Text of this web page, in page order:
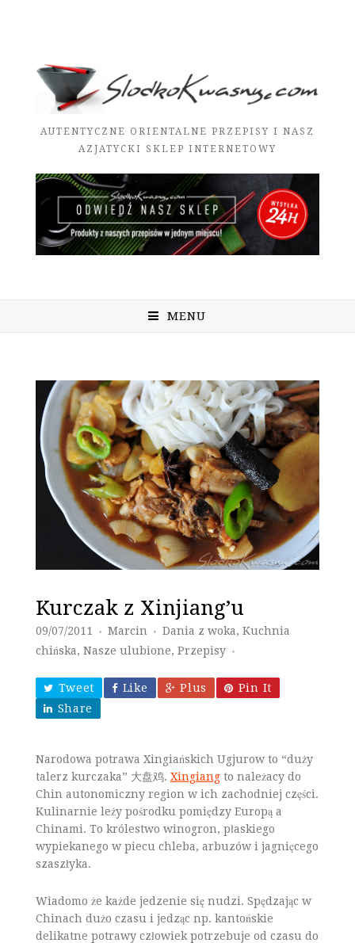
AUTENTYCZNE ORIENTALNE PRZEPISY I NASZ
AZJATYCKI SKLEP INTERNETOWY
MENU
Kurczak z Xinjiang’u
09/07/2011 ♦ Marcin ♦ Dania z woka, Kuchnia
chińska, Nasze ulubione, Przepisy ♦
Tweet Like Plus
Pin It
Share
Narodowa potrawa Xingiańskich Ugjurow to “duży
talerz kurczaka” 大盘鸡. Xingiangto należacy do
Chin autonomiczny region w ich zachodniej części.
Kulinarnie leży pośrodku pomiędzy Europą a
Chinami. To królestwo winogron, płaskiego
wypiekanego w piecu chleba, arbuzów i jagnięcego
szaszłyka.
Wiadomo że każde jedzenie się nudzi. Spędzając w
Chinach dużo czasu i jedząc np. kantońskie
delikatne potrawy człowiek potrzebuje od czasu do